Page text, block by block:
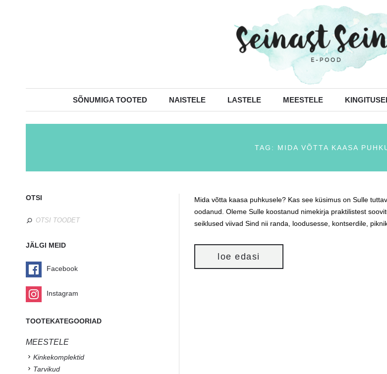
SÕNUMIGA TOOTED NAISTELE LASTELE MEESTELE
TAG: MIDA VÕTTA KAASA
Mida võtta kaasa puhkusele? Kas see küsimus on Sulle
oodanud. Oleme Sulle koostanud nimekirja praktilistest
seiklused viivad Sind nii randa, loodusesse, kontserdile,
loe edasi
OTSI
JÄLGI MEID
Facebook
Instagram
TOOTEKATEGOORIAD
MEESTELE
Kinkekomplektid
Tarvikud